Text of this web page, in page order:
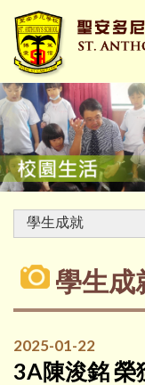
學生成
2025-01-22
3A陳浚銘 榮